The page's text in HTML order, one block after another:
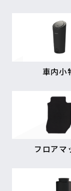
車内小
フロアマ